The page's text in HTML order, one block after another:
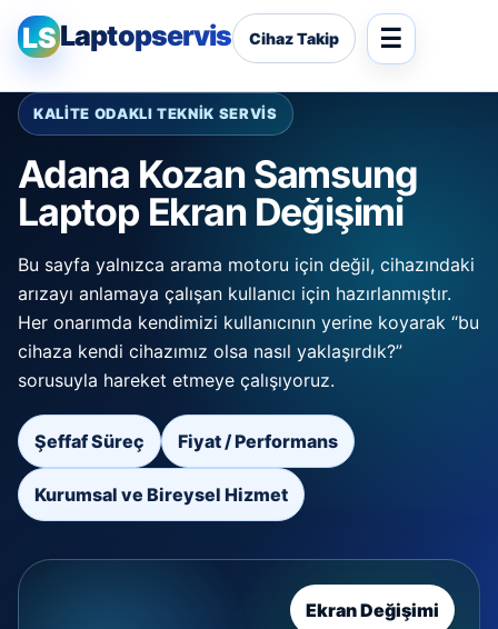
LSLaptopservis Cihaz Takip
KALİTE ODAKLI TEKNİK SERVİS
Adana Kozan Samsung
Laptop Ekran Değişimi
Bu sayfa yalnızca arama motoru için değil, cihazındaki
arızayı anlamaya çalışan kullanıcı için hazırlanmıştır.
Her onarımda kendimizi kullanıcının yerine koyarak “bu
cihaza kendi cihazımız olsa nasıl yaklaşırdık?”
sorusuyla hareket etmeye çalışıyoruz.
Şeffaf Süreç Fiyat / Performans
Kurumsal ve Bireysel Hizmet
Ekran Değişimi